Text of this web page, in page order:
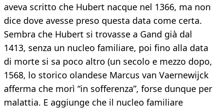
aveva scritto che Hubert nacque nel 1366, ma non
dice dove avesse preso questa data come certa.
Sembra che Hubert si trovasse a Gand già dal
1413, senza un nucleo familiare, poi fino alla data
di morte si sa poco altro (un secolo e mezzo dopo,
1568, lo storico olandese Marcus van Vaernewijck
afferma che morì “in sofferenza”, forse dunque per
malattia. E aggiunge che il nucleo familiare